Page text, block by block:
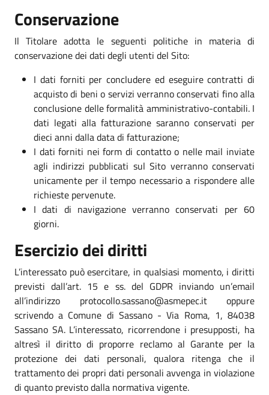
Conservazione
Il Titolare adotta le seguenti politiche in materia di
conservazione dei dati degli utenti del Sito:
I dati forniti per concludere ed eseguire contratti di
acquisto di beni o servizi verranno conservati fino alla
conclusione delle formalità amministrativo-contabili. I
dati legati alla fatturazione saranno conservati per
dieci anni dalla data di fatturazione;
I dati forniti nei form di contatto o nelle mail inviate
agli indirizzi pubblicati sul Sito verranno conservati
unicamente per il tempo necessario a rispondere alle
richieste pervenute.
I dati di navigazione verranno conservati per 60
giorni.
Esercizio dei diritti
L’interessato può esercitare, in qualsiasi momento, i diritti
previsti dall’art. 15 e ss. del GDPR inviando un’email
all’indirizzo protocollo.sassano@asmepec.it oppure
scrivendo a Comune di Sassano - Via Roma, 1, 84038
Sassano SA. L’interessato, ricorrendone i presupposti, ha
altresì il diritto di proporre reclamo al Garante per la
protezione dei dati personali, qualora ritenga che il
trattamento dei propri dati personali avvenga in violazione
di quanto previsto dalla normativa vigente.